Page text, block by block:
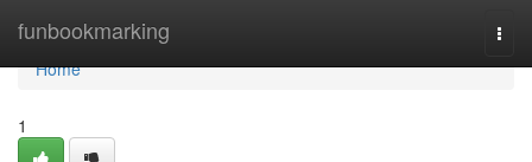
funbookmarking
Home
Home
1